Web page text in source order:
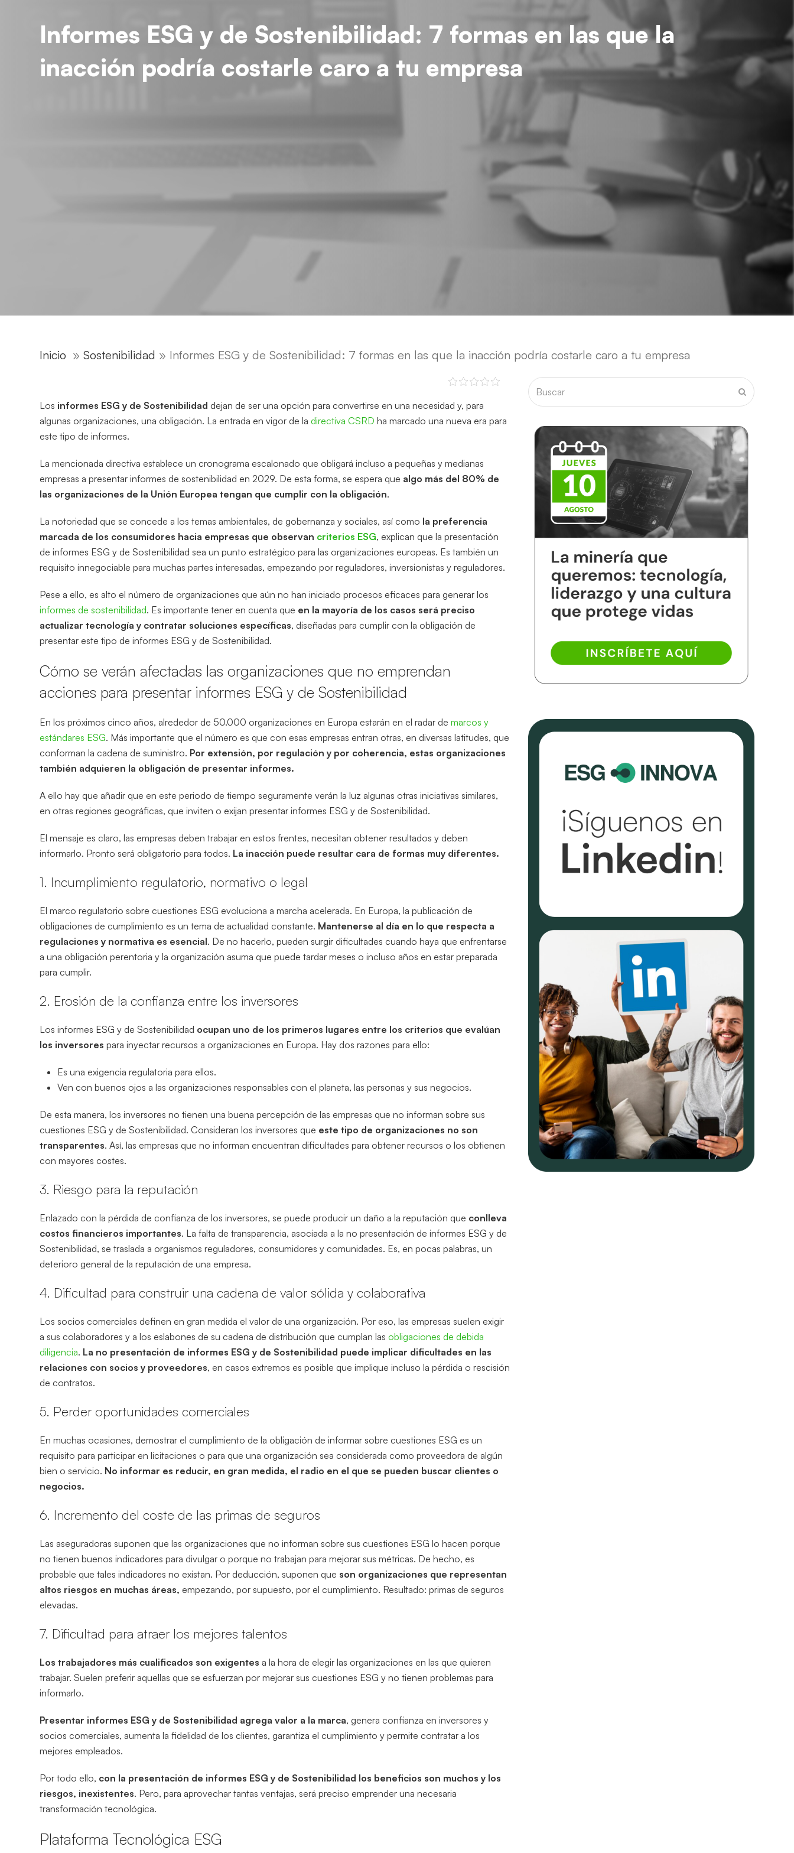
Informes ESG y de Sostenibilidad: 7 formas en las que la
inacción podría costarle caro a tu empresa
Inicio »Sostenibilidad » Informes ESG y de Sostenibilidad: 7 formas en las que la inacción podría costarle caro a tu empresa
Los informes ESG y de Sostenibilidad dejan de ser una opción para convertirse en una necesidad y, para
algunas organizaciones, una obligación. La entrada en vigor de ladirectiva CSRD ha marcado una nueva era para
este tipo de informes.
La mencionada directiva establece un cronograma escalonado que obligará incluso a pequeñas y medianas
empresas a presentar informes de sostenibilidad en 2029. De esta forma, se espera que algo más del 80% de
las organizaciones de la Unión Europea tengan que cumplir con la obligación.
La notoriedad que se concede a los temas ambientales, de gobernanza y sociales, así como la preferencia
marcada de los consumidores hacia empresas que observan criterios ESG, explican que la presentación
de informes ESG y de Sostenibilidad sea un punto estratégico para las organizaciones europeas. Es también un
requisito innegociable para muchas partes interesadas, empezando por reguladores, inversionistas y reguladores.
Pese a ello, es alto el número de organizaciones que aún no han iniciado procesos eficaces para generar los
informes de sostenibilidad. Es importante tener en cuenta que en la mayoría de los casos será preciso
actualizar tecnología y contratar soluciones específicas, diseñadas para cumplir con la obligación de
presentar este tipo de informes ESG y de Sostenibilidad.
Cómo se verán afectadas las organizaciones que no emprendan
acciones para presentar informes ESG y de Sostenibilidad
En los próximos cinco años, alrededor de 50.000 organizaciones en Europa estarán en el radar demarcos y
estándares ESG. Más importante que el número es que con esas empresas entran otras, en diversas latitudes, que
conforman la cadena de suministro. Por extensión, por regulación y por coherencia, estas organizaciones
también adquieren la obligación de presentar informes.
A ello hay que añadir que en este periodo de tiempo seguramente verán la luz algunas otras iniciativas similares,
en otras regiones geográficas, que inviten o exijan presentar informes ESG y de Sostenibilidad.
El mensaje es claro, las empresas deben trabajar en estos frentes, necesitan obtener resultados y deben
informarlo. Pronto será obligatorio para todos. La inacción puede resultar cara de formas muy diferentes.
1. Incumplimiento regulatorio, normativo o legal
El marco regulatorio sobre cuestiones ESG evoluciona a marcha acelerada. En Europa, la publicación de
obligaciones de cumplimiento es un tema de actualidad constante. Mantenerse al día en lo que respecta a
regulaciones y normativa es esencial. De no hacerlo, pueden surgir dificultades cuando haya que enfrentarse
a una obligación perentoria y la organización asuma que puede tardar meses o incluso años en estar preparada
para cumplir.
2. Erosión de la confianza entre los inversores
Los informes ESG y de Sostenibilidad ocupan uno de los primeros lugares entre los criterios que evalúan
los inversorespara inyectar recursos a organizaciones en Europa. Hay dos razones para ello:
Es una exigencia regulatoria para ellos.
Ven con buenos ojos a las organizaciones responsables con el planeta, las personas y sus negocios.
De esta manera, los inversores no tienen una buena percepción de las empresas que no informan sobre sus
cuestiones ESG y de Sostenibilidad. Consideran los inversores que este tipo de organizaciones no son
transparentes. Así, las empresas que no informan encuentran dificultades para obtener recursos o los obtienen
con mayores costes.
3. Riesgo para la reputación
Enlazado con la pérdida de confianza de los inversores, se puede producir un daño a la reputación que conlleva
costos financieros importantes. La falta de transparencia, asociada a la no presentación de informes ESG y de
Sostenibilidad, se traslada a organismos reguladores, consumidores y comunidades. Es, en pocas palabras, un
deterioro general de la reputación de una empresa.
4. Dificultad para construir una cadena de valor sólida y colaborativa
Los socios comerciales definen en gran medida el valor de una organización. Por eso, las empresas suelen exigir
a sus colaboradores y a los eslabones de su cadena de distribución que cumplan las obligaciones de debida
diligencia. La no presentación de informes ESG y de Sostenibilidad puede implicar dificultades en las
relaciones con socios y proveedores, en casos extremos es posible que implique incluso la pérdida o rescisión
de contratos.
5. Perder oportunidades comerciales
En muchas ocasiones, demostrar el cumplimiento de la obligación de informar sobre cuestiones ESG es un
requisito para participar en licitaciones o para que una organización sea considerada como proveedora de algún
bien o servicio. No informar es reducir, en gran medida, el radio en el que se pueden buscar clientes o
negocios.
6. Incremento del coste de las primas de seguros
Las aseguradoras suponen que las organizaciones que no informan sobre sus cuestiones ESG lo hacen porque
no tienen buenos indicadores para divulgar o porque no trabajan para mejorar sus métricas. De hecho, es
probable que tales indicadores no existan. Por deducción, suponen que son organizaciones que representan
altos riesgos en muchas áreas, empezando, por supuesto, por el cumplimiento. Resultado: primas de seguros
elevadas.
7. Dificultad para atraer los mejores talentos
Los trabajadores más cualificados son exigentes a la hora de elegir las organizaciones en las que quieren
trabajar. Suelen preferir aquellas que se esfuerzan por mejorar sus cuestiones ESG y no tienen problemas para
informarlo.
Presentar informes ESG y de Sostenibilidad agrega valor a la marca, genera confianza en inversores y
socios comerciales, aumenta la fidelidad de los clientes, garantiza el cumplimiento y permite contratar a los
mejores empleados.
Por todo ello, con la presentación de informes ESG y de Sostenibilidad los beneficios son muchos y los
riesgos, inexistentes. Pero, para aprovechar tantas ventajas, será preciso emprender una necesaria
transformación tecnológica.
Plataforma Tecnológica ESG
Buscar
Enviar